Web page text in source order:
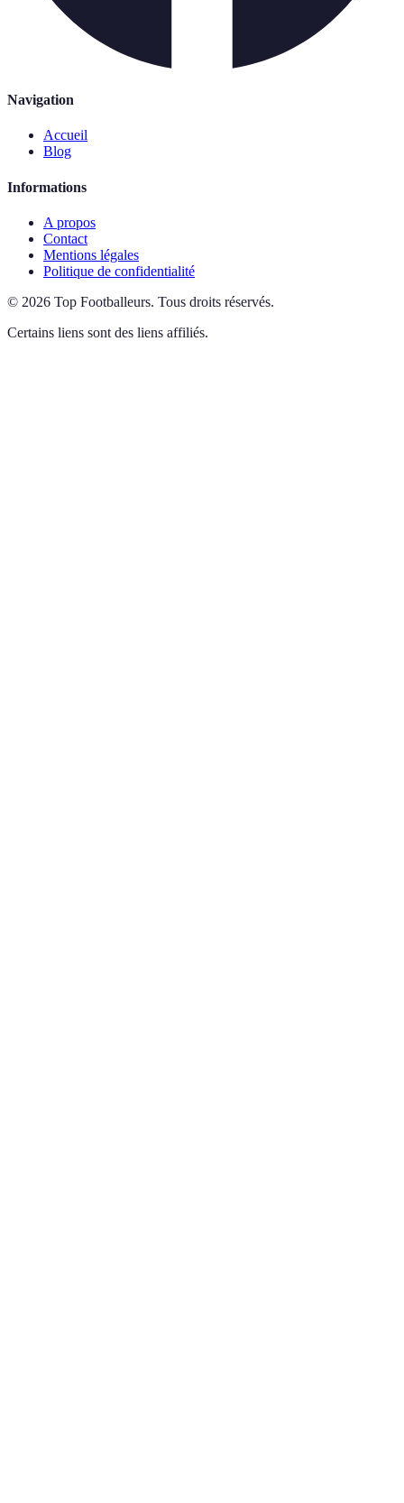
Navigation
Accueil
Blog
Informations
A propos
Contact
Mentions légales
Politique de confidentialité
© 2026 Top Footballeurs. Tous droits réservés.
Certains liens sont des liens affiliés.